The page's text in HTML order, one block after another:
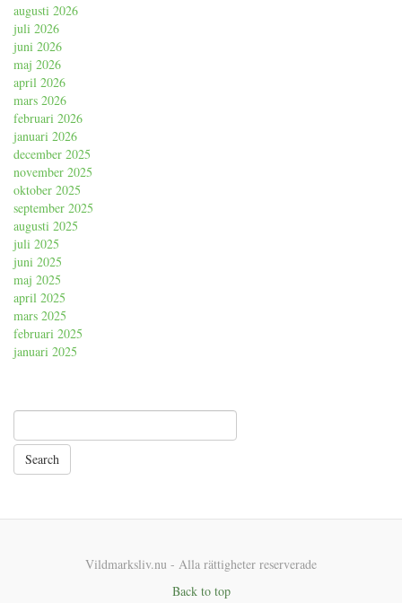
augusti 2026
juli 2026
juni 2026
maj 2026
april 2026
mars 2026
februari 2026
januari 2026
december 2025
november 2025
oktober 2025
september 2025
augusti 2025
juli 2025
juni 2025
maj 2025
april 2025
mars 2025
februari 2025
januari 2025
Vildmarksliv.nu - Alla rättigheter reserverade
Back to top